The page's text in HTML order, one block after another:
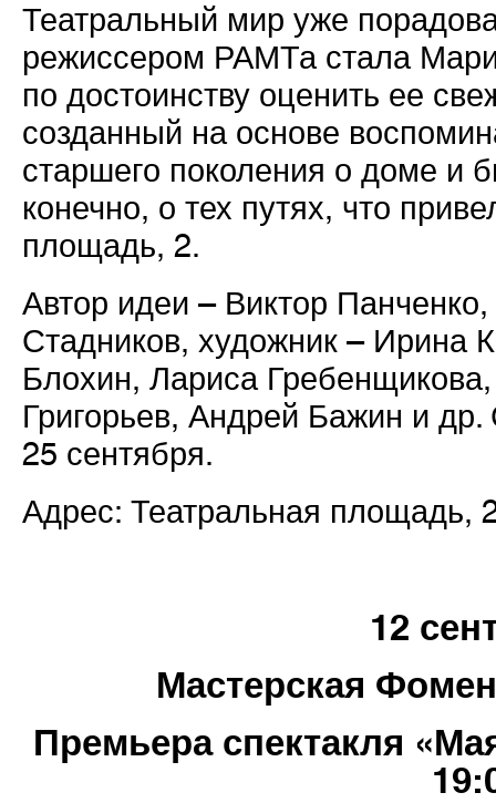
Театральный мир уже
режиссером РАМТа стала
по достоинству оценить ее
созданный на основе
старшего поколения о доме и
конечно, о тех путях, что
площадь, 2.
Автор идеи – Виктор
Стадников, художник – Ирина
Блохин, Лариса
Григорьев, Андрей Бажин и
25 сентября.
Адрес: Театральная площадь,
12
Мастерская
Премьера спектакля